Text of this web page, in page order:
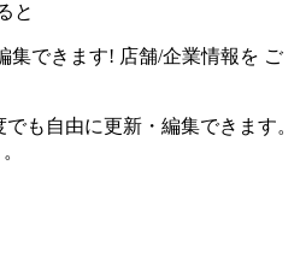
と
集できます! 店舗/企業情報を ご
も自由に更新・編集できます。